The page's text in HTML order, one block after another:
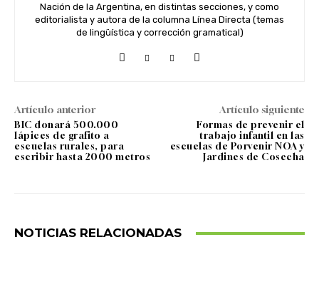
Nación de la Argentina, en distintas secciones, y como
editorialista y autora de la columna Línea Directa (temas
de lingüística y corrección gramatical)
Artículo anterior
BIC donará 500.000
lápices de grafito a
escuelas rurales, para
escribir hasta 2000 metros
Artículo siguiente
Formas de prevenir el
trabajo infantil en las
escuelas de Porvenir NOA y
Jardines de Cosecha
NOTICIAS RELACIONADAS